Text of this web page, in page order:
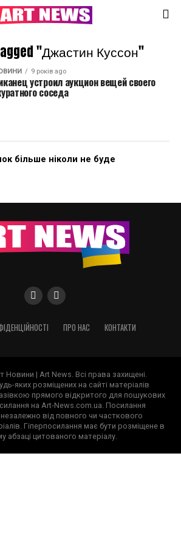
"Джастин Куссон"
9 років ago
устроил аукцион вещей своего
соседа
більше ніколи не буде
ПРО НАС КОНТАКТИ
Новини | Art News. Всі права захищені.
яких розміщених на сайті матеріалів
прямого відкритого для пошукових
на Art-News.com.ua. Посилання
від повного чи часткового
Гіперпосилання має бути розміщене в
абзаці цитованого матеріалу.